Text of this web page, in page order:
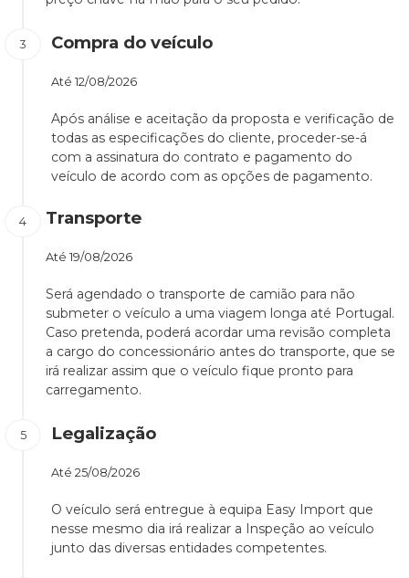
Compra do veículo
Até 12/08/2026
Após análise e aceitação da proposta e verificação de
todas as especificações do cliente, proceder-se-á
com a assinatura do contrato e pagamento do
veículo de acordo com as opções de pagamento.
Transporte
Até 19/08/2026
Será agendado o transporte de camião para não
submeter o veículo a uma viagem longa até Portugal.
Caso pretenda, poderá acordar uma revisão completa
a cargo do concessionário antes do transporte, que se
irá realizar assim que o veículo fique pronto para
carregamento.
Legalização
Até 25/08/2026
O veículo será entregue à equipa Easy Import que
nesse mesmo dia irá realizar a Inspeção ao veículo
junto das diversas entidades competentes.